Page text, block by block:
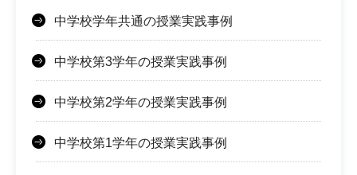
中学校学年共通の授業実践事例
中学校第3学年の授業実践事例
中学校第2学年の授業実践事例
中学校第1学年の授業実践事例